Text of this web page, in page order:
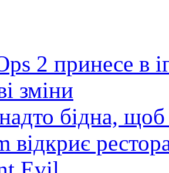
2 принесе в
зміни
бідна,
відкриє